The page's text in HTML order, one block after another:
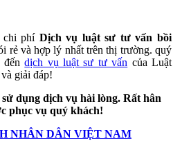
chi phí Dịch vụ luật sư tư vấn bồi
rẻ và hợp lý nhất trên thị trường. quý
đếndịch vụ luật sư tư vấn của Luật
giải đáp!
dụng dịch vụ hài lòng. Rất hân
phục vụ quý khách!
NHÂN DÂN VIỆT NAM